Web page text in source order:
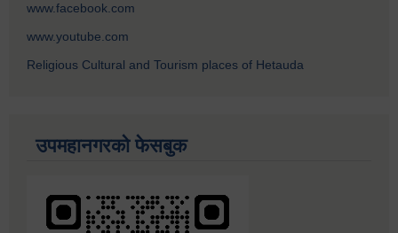
www.facebook.com
www.youtube.com
Religious Cultural and Tourism places of Hetauda
उपमहानगरको फेसबुक